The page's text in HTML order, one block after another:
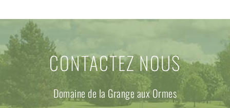
CONTACTEZ NOUS
Domaine de la Grange aux Ormes